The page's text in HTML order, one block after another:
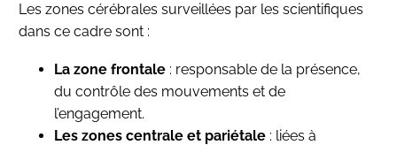
Les zones cérébrales surveillées par les scientifiques
dans ce cadre sont :
La zone frontale : responsable de la présence,
du contrôle des mouvements et de
l’engagement.
Les zones centrale et pariétale : liées à